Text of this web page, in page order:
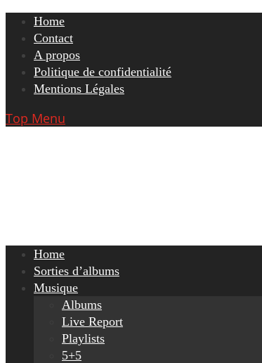
Skip
content
Home
Contact
A propos
Politique de confidentialité
Mentions Légales
Top Menu
Home
Sorties d’albums
Musique
Albums
Live Report
Playlists
5+5